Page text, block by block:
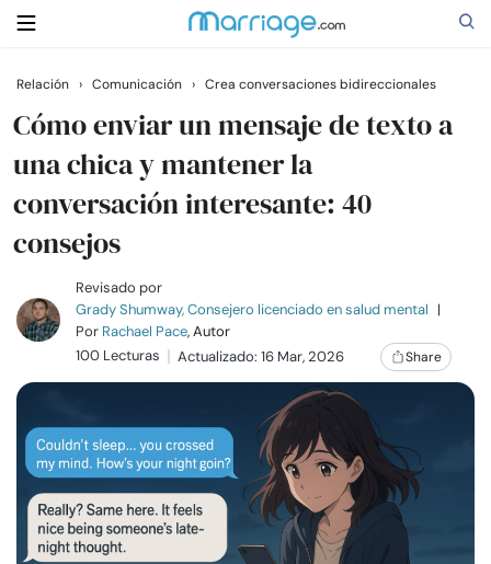
Buscar
Casarse
Relaciones
Familia
Ayuda
Cursos
Recursos
Relación › Comunicación › Crea conversaciones bidireccionales
Cómo enviar un mensaje de texto a
una chica y mantener la
conversación interesante: 40
consejos
Revisado por
Grady Shumway, Consejero licenciado en salud mental |
Por Rachael Pace, Autor
100 Lecturas
Actualizado: 16 Mar, 2026 Share